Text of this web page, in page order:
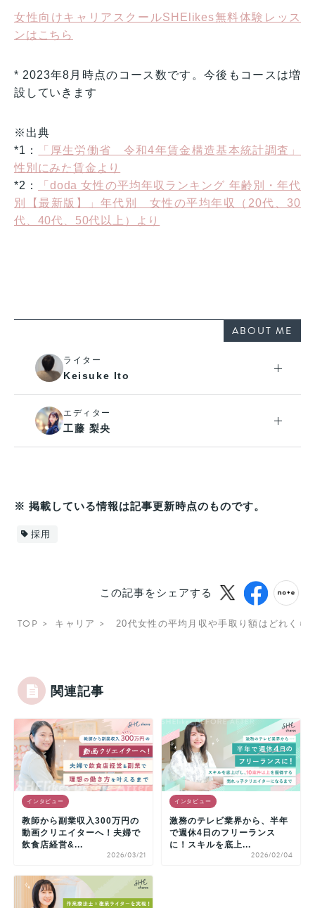
女性向けキャリアスクールSHElikes無料体験レッス
ンはこちら
* 2023年8月時点のコース数です。今後もコースは増
設していきます
※出典
*1：
「厚生労働省 令和4年賃金構造基本統計調査」
性別にみた賃金より
*2：
「doda 女性の平均年収ランキング 年齢別・年代
別【最新版】」年代別 女性の平均年収（20代、30
代、40代、50代以上）より
ABOUT ME
ライター
Keisuke Ito
エディター
工藤 梨央
※ 掲載している情報は記事更新時点のものです。
採用
この記事をシェアする
TOP キャリア 20代女性の平均月収や手取り額はどれくら
関連記事
インタビュー
教師から副業収入300万円の
動画クリエイターへ！夫婦で
飲食店経営&...
2026/03/21
インタビュー
激務のテレビ業界から、半年
で週休4日のフリーランス
に！スキルを底上...
2026/02/04